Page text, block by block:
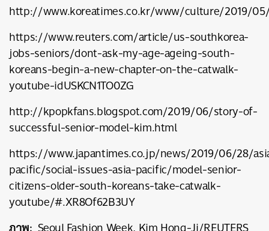
http://www.koreatimes.co.kr/www/culture/2019/05/
https://www.reuters.com/article/us-southkorea-
jobs-seniors/dont-ask-my-age-ageing-south-
koreans-begin-a-new-chapter-on-the-catwalk-
youtube-idUSKCN1TO0ZG
http://kpopkfans.blogspot.com/2019/06/story-of-
successful-senior-model-kim.html
https://www.japantimes.co.jp/news/2019/06/28/
pacific/social-issues-asia-pacific/model-senior-
citizens-older-south-koreans-take-catwalk-
youtube/#.XR8Of62B3UY